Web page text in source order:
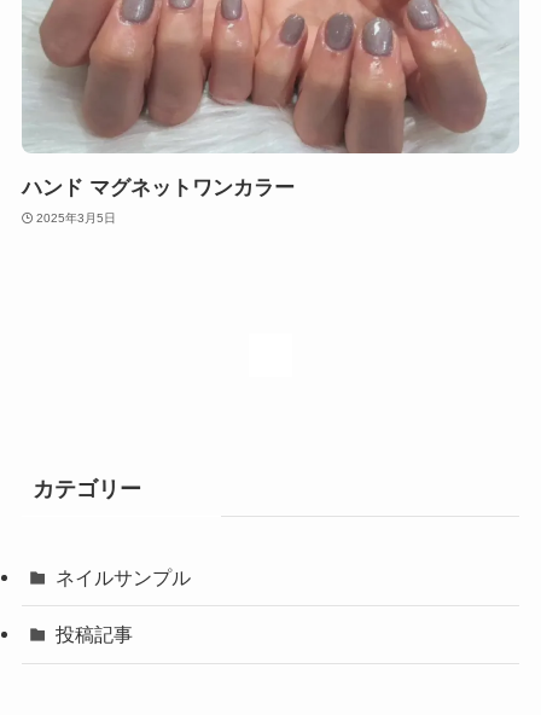
ハンド マグネットワンカラー
2025年3月5日
カテゴリー
ネイルサンプル
投稿記事